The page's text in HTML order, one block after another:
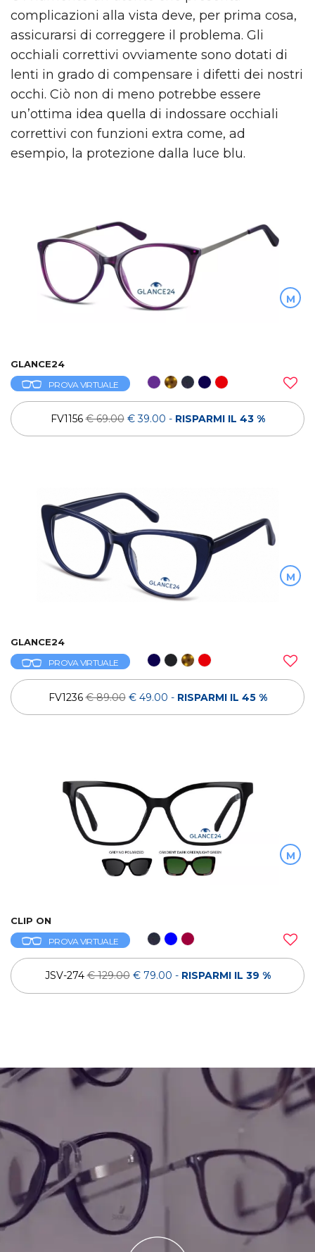
complicazioni alla vista deve, per prima cosa,
assicurarsi di correggere il problema. Gli
occhiali correttivi ovviamente sono dotati di
lenti in grado di compensare i difetti dei nostri
occhi. Ciò non di meno potrebbe essere
un’ottima idea quella di indossare occhiali
correttivi con funzioni extra come, ad
esempio, la protezione dalla luce blu.
M
GLANCE24
PROVA VIRTUALE
FV1156€ 69.00 € 39.00 - RISPARMI IL 43 %
M
GLANCE24
PROVA VIRTUALE
FV1236€ 89.00 € 49.00 - RISPARMI IL 45 %
M
CLIP ON
PROVA VIRTUALE
JSV-274€ 129.00 € 79.00 - RISPARMI IL 39 %